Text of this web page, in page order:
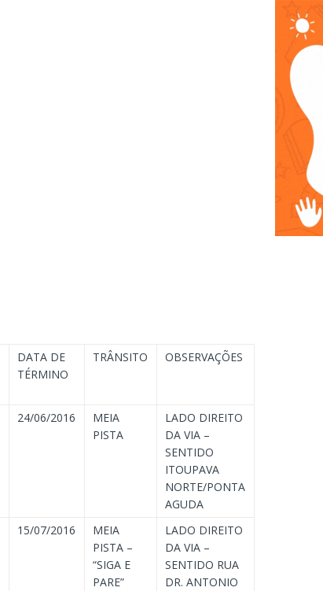
DATA DE
TÉRMINO
TRÂNSITO OBSERVAÇÕES
24/06/2016
MEIA
PISTA
LADO DIREITO
DA VIA –
SENTIDO
ITOUPAVA
NORTE/PONTA
AGUDA
15/07/2016
MEIA
PISTA –
“SIGA E
PARE”
LADO DIREITO
DA VIA –
SENTIDO RUA
DR. ANTONIO